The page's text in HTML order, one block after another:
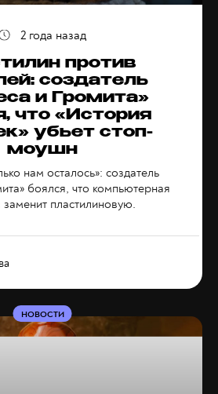
против
создатель
и Громита»
что «История
убьет стоп-
моушн
нам осталось»: создатель
боялся, что компьютерная
пластилиновую.
2 года назад
НОВОСТИ